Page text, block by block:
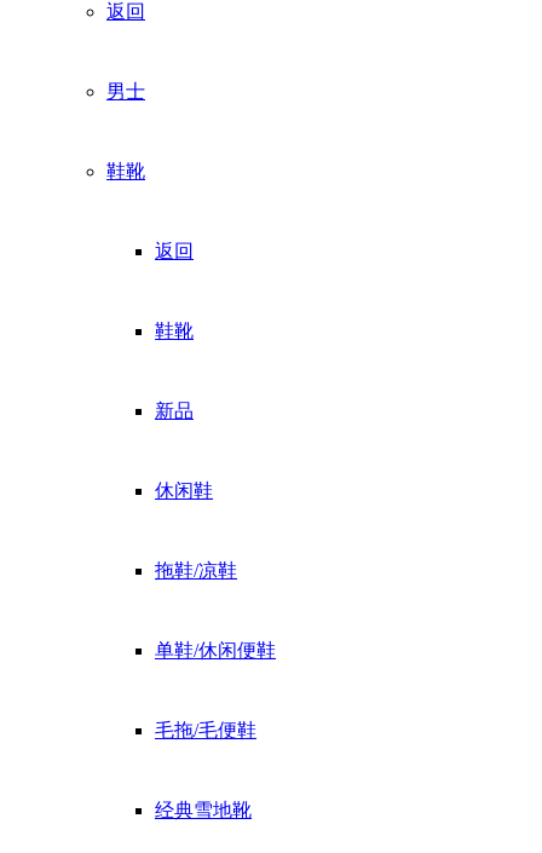
返回
男士
鞋靴
返回
鞋靴
新品
休闲鞋
拖鞋/凉鞋
单鞋/休闲便鞋
毛拖/毛便鞋
经典雪地靴